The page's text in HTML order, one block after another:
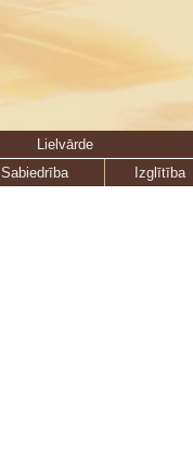
Lielvārde
Sabiedrība
Izglītība